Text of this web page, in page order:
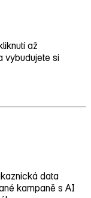
až
vybudujete si
data
kampaně s AI